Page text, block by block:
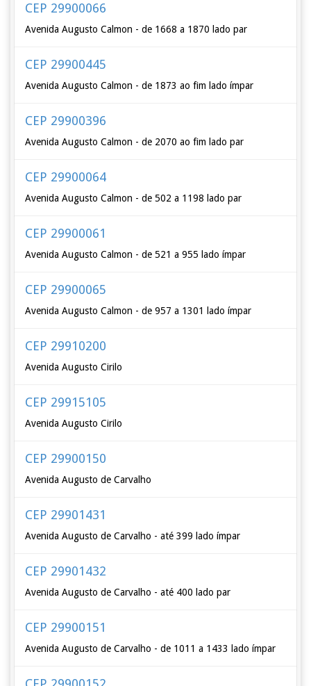
CEP 29900066
Avenida Augusto Calmon - de 1668 a 1870 lado par
CEP 29900445
Avenida Augusto Calmon - de 1873 ao fim lado ímpar
CEP 29900396
Avenida Augusto Calmon - de 2070 ao fim lado par
CEP 29900064
Avenida Augusto Calmon - de 502 a 1198 lado par
CEP 29900061
Avenida Augusto Calmon - de 521 a 955 lado ímpar
CEP 29900065
Avenida Augusto Calmon - de 957 a 1301 lado ímpar
CEP 29910200
Avenida Augusto Cirilo
CEP 29915105
Avenida Augusto Cirilo
CEP 29900150
Avenida Augusto de Carvalho
CEP 29901431
Avenida Augusto de Carvalho - até 399 lado ímpar
CEP 29901432
Avenida Augusto de Carvalho - até 400 lado par
CEP 29900151
Avenida Augusto de Carvalho - de 1011 a 1433 lado ímpar